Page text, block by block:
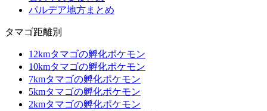
パルデア地方まとめ
タマゴ距離別
12kmタマゴの孵化ポケモン
10kmタマゴの孵化ポケモン
7kmタマゴの孵化ポケモン
5kmタマゴの孵化ポケモン
2kmタマゴの孵化ポケモン